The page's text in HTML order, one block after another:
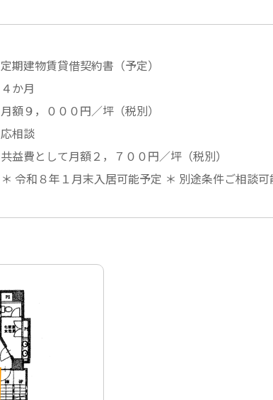
定期建物賃貸借契約書（予定）
４か月
月額９，０００円／坪（税別）
応相談
共益費として月額２，７００円／坪（税別）
＊ 令和８年１月末入居可能予定 ＊ 別途条件ご相談可